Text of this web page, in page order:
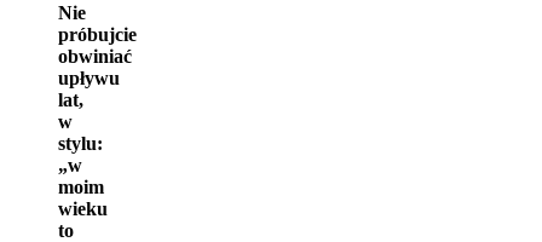
Nie
próbujcie
obwiniać
upływu
lat,
w
stylu:
„w
moim
wieku
to